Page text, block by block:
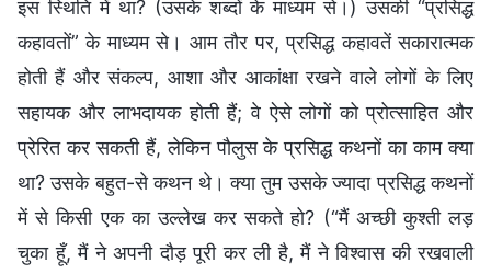
इस स्थिति में था? (उसके शब्दों के माध्यम से।) उसकी “प्रसिद्ध
कहावतों” के माध्यम से। आम तौर पर, प्रसिद्ध कहावतें सकारात्मक
होती हैं और संकल्प, आशा और आकांक्षा रखने वाले लोगों के लिए
सहायक और लाभदायक होती हैं; वे ऐसे लोगों को प्रोत्साहित और
प्रेरित कर सकती हैं, लेकिन पौलुस के प्रसिद्ध कथनों का काम क्या
था? उसके बहुत-से कथन थे। क्या तुम उसके ज्यादा प्रसिद्ध कथनों
में से किसी एक का उल्लेख कर सकते हो? (“मैं अच्छी कुश्ती लड़
चुका हूँ, मैं ने अपनी दौड़ पूरी कर ली है, मैं ने विश्वास की रखवाली